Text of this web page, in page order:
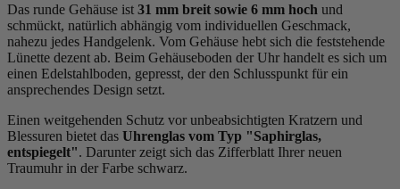
Das runde Gehäuse ist 31 mm breit sowie 6 mm hoch und
schmückt, natürlich abhängig vom individuellen Geschmack,
nahezu jedes Handgelenk. Vom Gehäuse hebt sich die feststehende
Lünette dezent ab. Beim Gehäuseboden der Uhr handelt es sich um
einen Edelstahlboden, gepresst, der den Schlusspunkt für ein
ansprechendes Design setzt.
Einen weitgehenden Schutz vor unbeabsichtigten Kratzern und
Blessuren bietet das Uhrenglas vom Typ "Saphirglas,
entspiegelt". Darunter zeigt sich das Zifferblatt Ihrer neuen
Traumuhr in der Farbe schwarz.